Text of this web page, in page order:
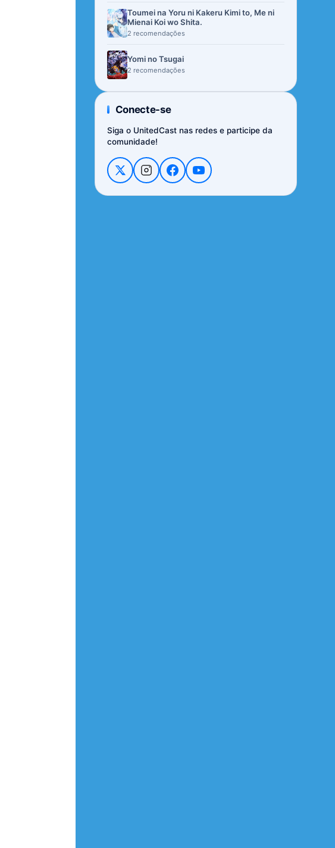
Toumei na Yoru ni Kakeru Kimi to, Me ni
Mienai Koi wo Shita.
2 recomendações
Yomi no Tsugai
2 recomendações
Conecte-se
Siga o UnitedCast nas redes e participe da
comunidade!